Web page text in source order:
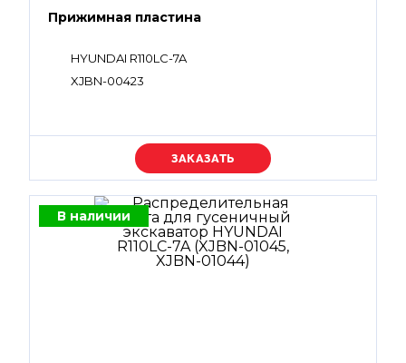
Прижимная пластина
HYUNDAI R110LC-7A
XJBN-00423
Уточняйте цену
В наличии